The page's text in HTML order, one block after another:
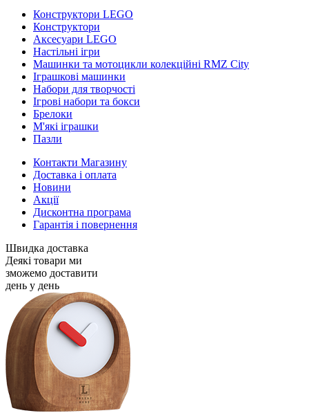
Конструктори LEGO
Конструктори
Аксесуари LEGO
Настільні ігри
Машинки та мотоцикли колекційні RMZ City
Іграшкові машинки
Набори для творчості
Ігрові набори та бокси
Брелоки
М'які іграшки
Пазли
Контакти Магазину
Доставка і оплата
Новини
Акції
Дисконтна програма
Гарантія і повернення
Швидка доставка
Деякі товари ми
зможемо доставити
день у день